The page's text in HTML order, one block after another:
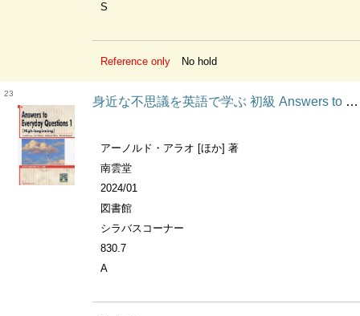
S
Reference only No hold
23
身近な不思議を英語で学ぶ 初級 Answers to Everyday Questions
アーノルド・アラオ [ほか] 著
南雲堂
2024/01
図書館
シラバスコーナー
830.7
A